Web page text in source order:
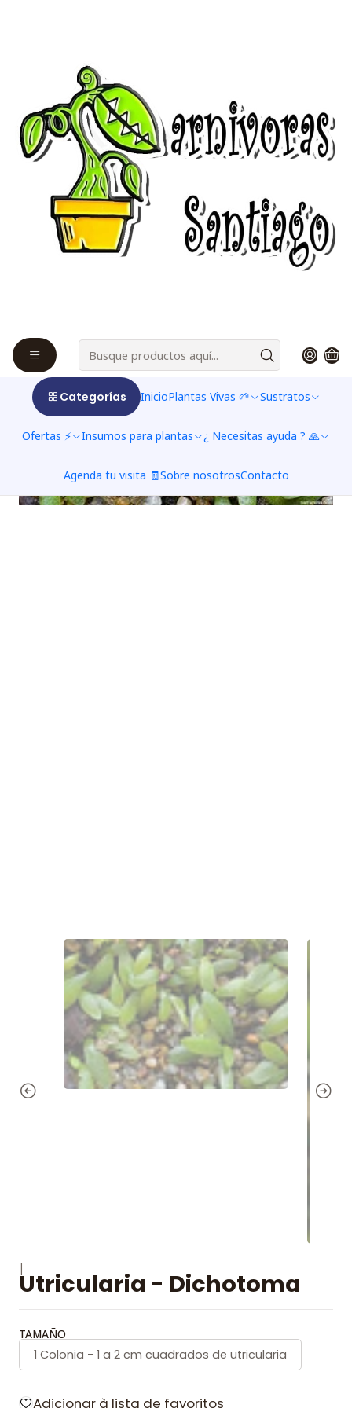
Categorías InicioPlantas Vivas 🌱 Sustratos
Ofertas ⚡ Insumos para plantas ¿ Necesitas ayuda ? 🙏
Agenda tu visita 🧾Sobre nosotrosContacto
|
Utricularia - Dichotoma
TAMAÑO
1 Colonia - 1 a 2 cm cuadrados de utricularia
Adicionar à lista de favoritos